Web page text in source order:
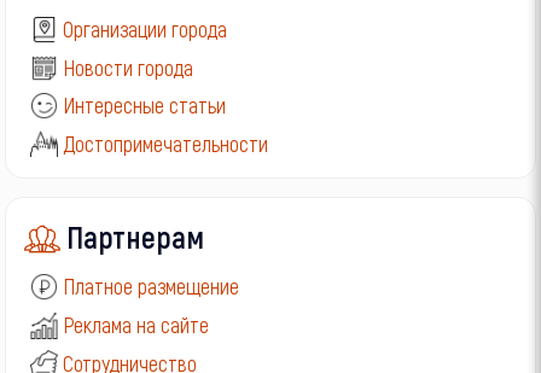
Организации города
Новости города
Интересные статьи
Достопримечательности
Партнерам
Платное размещение
Реклама на сайте
Сотрудничество